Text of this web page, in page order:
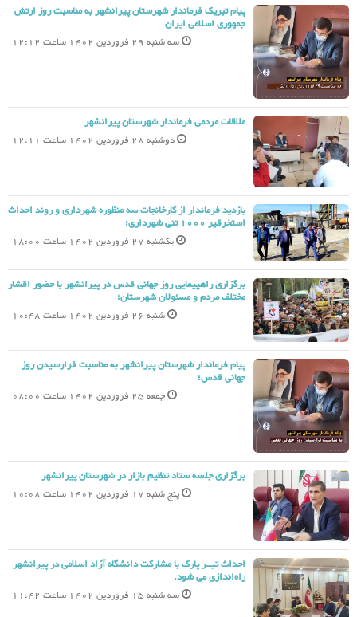
پیام تبریک فرماندار شهرستان پیرانشهر به مناسبت روز ارتش
جمهوری اسلامی ایران
سه شنبه 29 فروردین 1402 ساعت 12:12
ملاقات مردمی فرماندار شهرستان پیرانشهر
دوشنبه 28 فروردین 1402 ساعت 12:11
بازدید فرماندار از کارخانجات سه منظوره شهرداری و روند احداث
استخرقیر 1000 تنی شهرداری؛
یکشنبه 27 فروردین 1402 ساعت 18:00
برگزاری راهپیمایی روز جهانی قدس در پیرانشهر با حضور اقشار
مختلف مردم و مسئولان شهرستان؛
شنبه 26 فروردین 1402 ساعت 10:48
پیام فرماندار شهرستان پیرانشهر به مناسبت فرارسیدن روز
جهانی قدس؛
جمعه 25 فروردین 1402 ساعت 08:00
برگزاری جلسه ستاد تنظیم بازار در شهرستان پیرانشهر
پنج شنبه 17 فروردین 1402 ساعت 10:08
احداث تیــر پارک با مشارکت دانشگاه آزاد اسلامی در پیرانشهر
راه‌اندازی می شود.
سه شنبه 15 فروردین 1402 ساعت 11:42